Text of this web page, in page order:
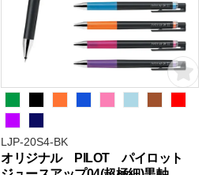
LJP-20S4-BK
オリジナル PILOT パイロット